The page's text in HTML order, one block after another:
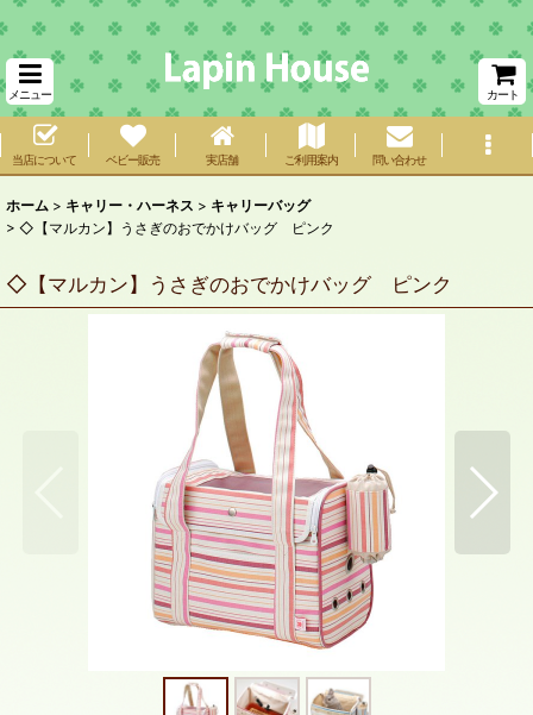
メニュー カート
当店について ベビー販売 実店舗 ご利用案内 問い合わせ
ホーム > キャリー・ハーネス > キャリーバッグ
> ◇【マルカン】うさぎのおでかけバッグ ピンク
◇【マルカン】うさぎのおでかけバッグ ピンク